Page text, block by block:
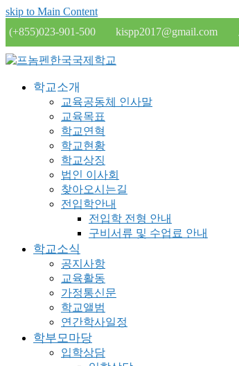
skip to Main Content
(+855)023-901-500
kispp2017@gmail.com
학교소개
교육공동체 인사말
교육목표
학교연혁
학교현황
학교상징
법인 이사회
찾아오시는길
전입학안내
전입학 전형 안내
구비서류 및 수업료 안내
학교소식
공지사항
교육활동
가정통신문
학교앨범
연간학사일정
학부모마당
입학상담